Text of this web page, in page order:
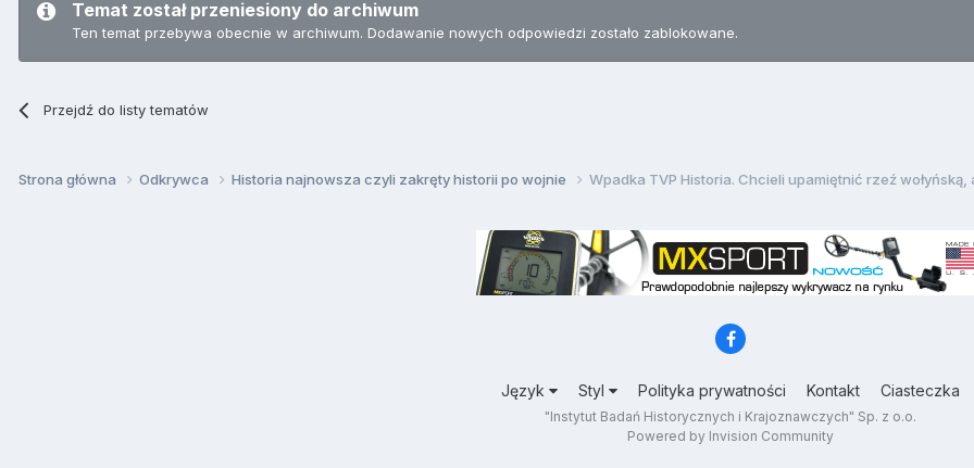
Temat został przeniesiony do archiwum
Ten temat przebywa obecnie w archiwum. Dodawanie nowych odpowiedzi zostało zablokowane.
Przejdź do listy tematów
Strona główna Odkrywca Historia najnowsza czyli zakręty historii po wojnie Wpadka TVP Historia. Chcieli upamiętnić rzeź wołyńską,
Język Styl Polityka prywatności Kontakt Ciasteczka
"Instytut Badań Historycznych i Krajoznawczych" Sp. z o.o.
Powered by Invision Community